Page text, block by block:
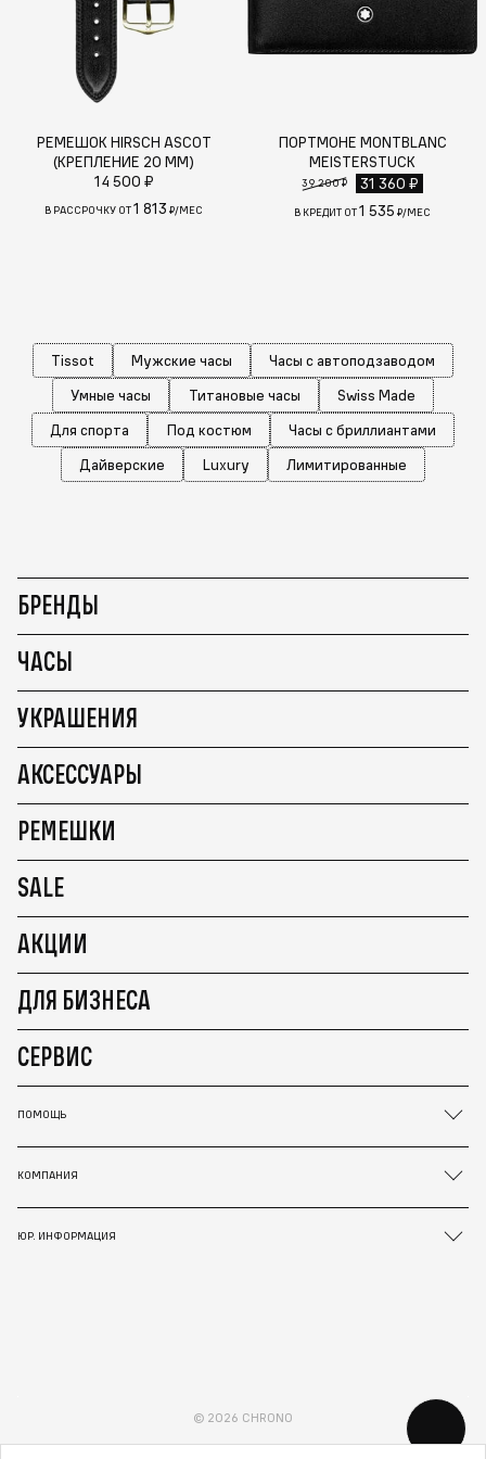
РЕМЕШОК HIRSCH ASCOT
(КРЕПЛЕНИЕ 20 ММ)
14 500 ₽
В РАССРОЧКУ ОТ1 813 ₽/МЕС
ПОРТМОНЕ MONTBLANC
MEISTERSTUCK
39 200 ₽ 31 360 ₽
В КРЕДИТ ОТ1 535 ₽/МЕС
Tissot Мужские часы
Часы с автоподзаводом
Умные часы
Титановые часы
Swiss Made
Для спорта
Под костюм
Часы с бриллиантами
Дайверские
Luxury Лимитированные
БРЕНДЫ
ЧАСЫ
УКРАШЕНИЯ
АКСЕССУАРЫ
РЕМЕШКИ
SALE
АКЦИИ
ДЛЯ БИЗНЕСА
СЕРВИС
ПОМОЩЬ
КОМПАНИЯ
ЮР. ИНФОРМАЦИЯ
© 2026 CHRONO